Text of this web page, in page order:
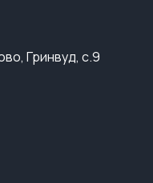
Гринвуд, с.9